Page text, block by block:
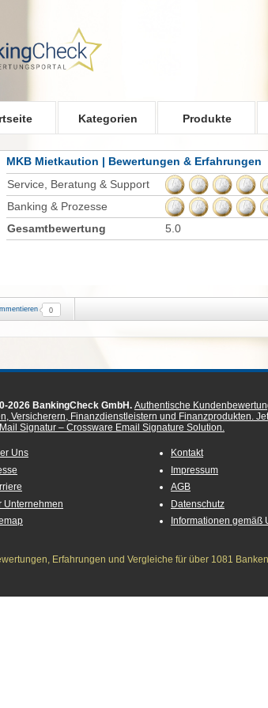
Kategorien Produkte
MKB Mietkaution | Bewertungen & Erfahrungen
Service, Beratung & Support
Banking & Prozesse
Gesamtbewertung
5.0
0
2026 BankingCheck GmbH. Authentische
Versicherern, Finanzdienstleistern und Finanzprodukten.
Signatur – Crossware Email Signature Solution.
Uns
Unternehmen
Kontakt
Impressum
AGB
Datenschutz
Informationen gemäß
Erfahrungen und Vergleiche für über 1081